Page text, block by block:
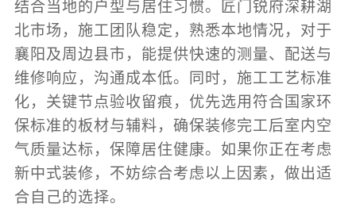
结合当地的户型与居住习惯。匠门锐府深耕湖
北市场，施工团队稳定，熟悉本地情况，对于
襄阳及周边县市，能提供快速的测量、配送与
维修响应，沟通成本低。同时，施工工艺标准
化，关键节点验收留痕，优先选用符合国家环
保标准的板材与辅料，确保装修完工后室内空
气质量达标，保障居住健康。如果你正在考虑
新中式装修，不妨综合考虑以上因素，做出适
合自己的选择。